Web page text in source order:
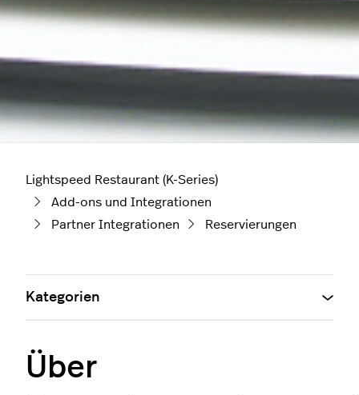
Lightspeed Restaurant (K-Series)
Add-ons und Integrationen
Partner Integrationen
Reservierungen
Über
Kategorien